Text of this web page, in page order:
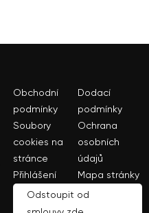
Obchodní
podmínky
Dodací
podmínky
Soubory
cookies na
stránce
Ochrana
osobních
údajů
Přihlášení
Mapa stránky
Odstoupit od